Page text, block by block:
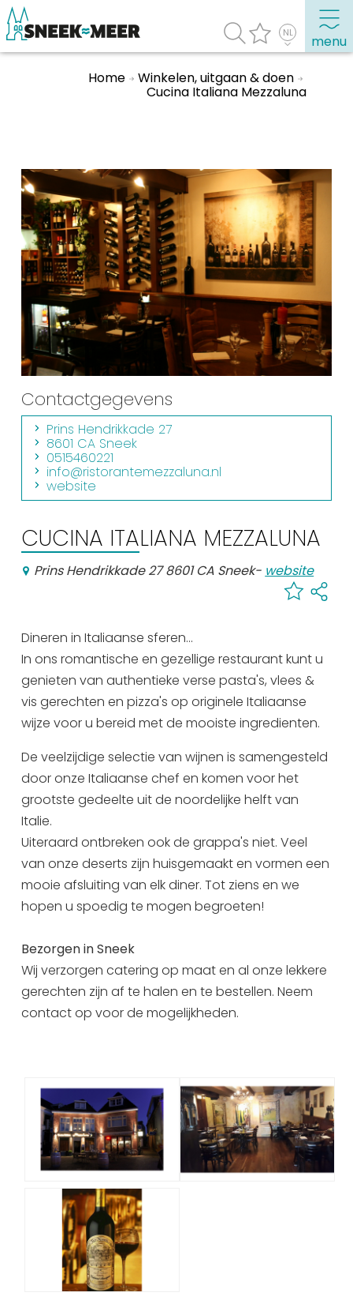
menu
Toeristische informatie
Bezienswaardigheden
Winkelen, uitgaan en doen
Eten, drinken & uitgaan
Watersport
Overnachten
Winkelen
En meer
Arrangementen
Jouw Sneek
De Friese meren
Other languages
UITagenda
Veel bezochte pagina's:
Top 10 leuke dingen
Vakantie vieren in Sneek
Uitgaan in Sneek
Overnachten in Sneek
Citygame Escapegame Sneek
Webcams
De leukste routes
Interactieve plattegrond van Sneek
Winkelen in Sneek
Bootverhuur
Home Winkelen, uitgaan & doen
Cucina Italiana Mezzaluna
Contactgegevens
Prins Hendrikkade 27
8601 CA Sneek
0515460221
info@ristorantemezzaluna.nl
website
CUCINA ITALIANA MEZZALUNA
Prins Hendrikkade 27 8601 CA Sneek- website
Dineren in Italiaanse sferen...
In ons romantische en gezellige restaurant kunt u
genieten van authentieke verse pasta's, vlees &
vis gerechten en pizza's op originele Italiaanse
wijze voor u bereid met de mooiste ingredienten.
De veelzijdige selectie van wijnen is samengesteld
door onze Italiaanse chef en komen voor het
grootste gedeelte uit de noordelijke helft van
Italie.
Uiteraard ontbreken ook de grappa's niet. Veel
van onze deserts zijn huisgemaakt en vormen een
mooie afsluiting van elk diner. Tot ziens en we
hopen u spoedig te mogen begroeten!
Bezorgen in Sneek
Wij verzorgen catering op maat en al onze lekkere
gerechten zijn af te halen en te bestellen. Neem
contact op voor de mogelijkheden.